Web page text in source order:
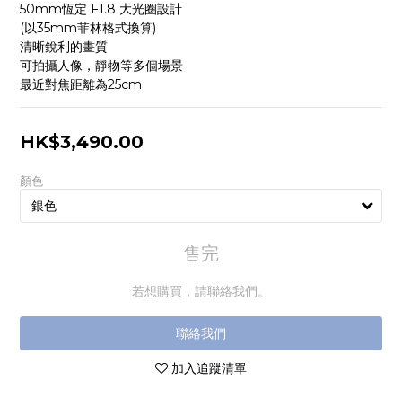
50mm恆定 F1.8 大光圈設計
(以35mm菲林格式換算)
清晰銳利的畫質
可拍攝人像，靜物等多個場景
最近對焦距離為25cm
HK$3,490.00
顏色
售完
若想購買，請聯絡我們。
聯絡我們
加入追蹤清單